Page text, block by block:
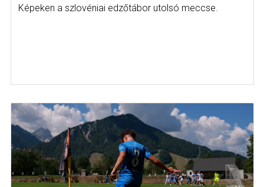
Képeken a szlovéniai edzőtábor utolsó meccse.